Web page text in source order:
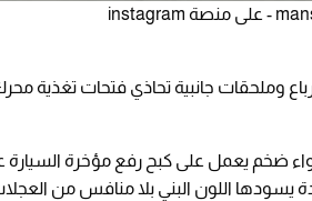
ضخم يعمل على كبح رفع مؤخرة السيارة
يسودها اللون البني بلا منافس من